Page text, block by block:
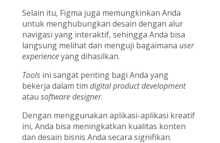
Selain itu, Figma juga memungkinkan Anda
untuk menghubungkan desain dengan alur
navigasi yang interaktif, sehingga Anda bisa
langsung melihat dan menguji bagaimana user
experienceyang dihasilkan.
Tools ini sangat penting bagi Anda yang
bekerja dalam tim digital product development
atau software designer.
Dengan menggunakan aplikasi-aplikasi kreatif
ini, Anda bisa meningkatkan kualitas konten
dan desain bisnis Anda secara signifikan.